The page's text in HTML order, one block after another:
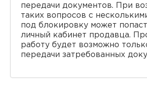
передачи документов. При
таких вопросов с
под блокировку может
личный кабинет продавца.
работу будет возможно
передачи затребованных